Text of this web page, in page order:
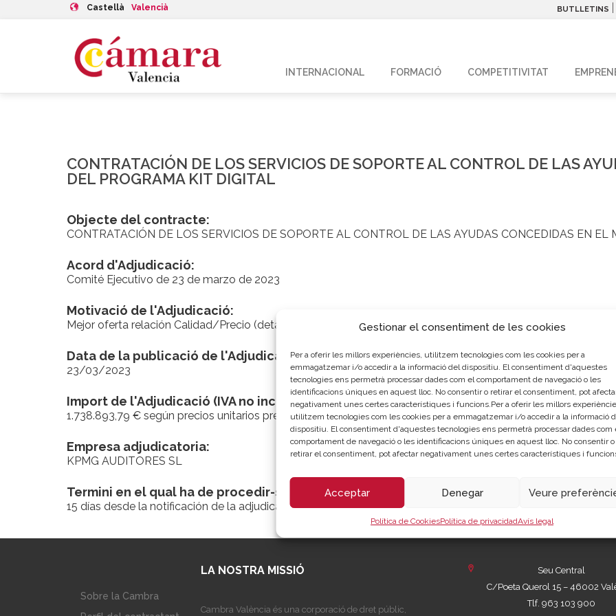
Gestionar el consentiment de les cookies
Per a oferir les millors experiències, utilitzem tecnologies com les cookies per a
emmagatzemar i/o accedir a la informació del dispositiu. El consentiment d'aquestes
tecnologies ens permetrà processar dades com el comportament de navegació o les
identificacions úniques en aquest lloc. No consentir o retirar el consentiment, pot
negativament unes certes característiques i funcions.Per a oferir les millors
utilitzem tecnologies com les cookies per a emmagatzemar i/o accedir a la informació
dispositiu. El consentiment d'aquestes tecnologies ens permetrà processar dades com
comportament de navegació o les identificacions úniques en aquest lloc. No consentir o
retirar el consentiment, pot afectar negativament unes certes característiques i
Acceptar Denegar Veure
Política de CookiesPolítica de privacidadAvís legal
Castellà Valencià BUTLLETINS
INTERNACIONAL FORMACIÓ COMPETITIVITAT
CONTRATACIÓN DE LOS SERVICIOS DE SOPORTE AL CONTROL DE LAS
DEL PROGRAMA KIT DIGITAL
Objecte del contracte:
CONTRATACIÓN DE LOS SERVICIOS DE SOPORTE AL CONTROL DE LAS AYUDAS CONCEDIDAS EN
Acord d'Adjudicació:
Comité Ejecutivo de 23 de marzo de 2023
Motivació de l'Adjudicació:
Mejor oferta relación Calidad/Precio (detalles en acta Mesa de Contratación
Data de la publicació de l'Adjudicació:
23/03/2023
Import de l'Adjudicació (IVA no inclòs):
1.738.893,79 € según precios unitarios presentados en la oferta económica del adjudicatario
Empresa adjudicatoria:
KPMG AUDITORES SL
Termini en el qual ha de procedir-se a la formalització del contracte:
15 días desde la notificación de la adjudicación
Sobre la Cambra
LA NOSTRA MISSIÓ
Cambra València és una corporació de dret públic,
Seu Central
C/Poeta Querol 15 – 46002
Tlf. 963 103 900